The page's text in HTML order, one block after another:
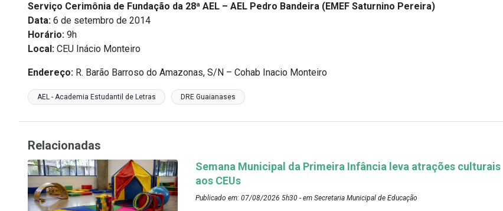
Serviço Cerimônia de Fundação da 28ª AEL – AEL Pedro Bandeira (EMEF Saturnino Pereira)
Data: 6 de setembro de 2014
Horário: 9h
Local: CEU Inácio Monteiro
Endereço: R. Barão Barroso do Amazonas, S/N – Cohab Inacio Monteiro
AEL - Academia Estudantil de Letras DRE Guaianases
Relacionadas
Semana Municipal da Primeira Infância leva atrações culturais
aos CEUs
Publicado em: 07/08/2026 5h30 - em Secretaria Municipal de Educação